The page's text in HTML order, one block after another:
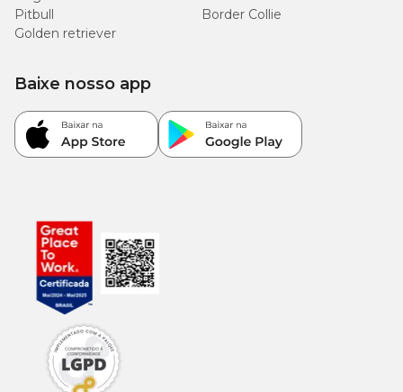
Pitbull
Border Collie
Golden retriever
Baixe nosso app